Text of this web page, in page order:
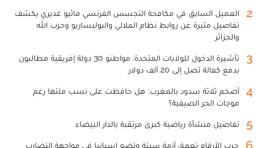
2
العميل السابق في مكافحة التجسس الفرنسي ماثيو غديري يكشف
تفاصيل مثيرة عن روابط نظام الملالي والبوليساريو وحزب الله
والجزائر
3
تأشيرة الدخول للولايات المتحدة: مواطنو 30 دولة إفريقية مطالبون
بدفع كفالة تصل إلى 20 ألف دولار
4
أضخم ثلاثة سدود بالمغرب: هل حافظت على نسب ملئها رغم
موجات الحر الصيفية؟
5 تفاصيل منشأة رياضية كبرى مرتقبة بالدار البيضاء
حرب الأرقام تعمق أزمة سبتة وتضع إسبانيا في مواجهة التضارب